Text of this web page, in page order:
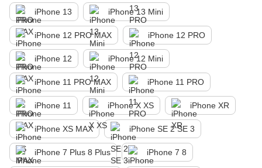
iPhone 13 iPhone 13 Mini
iPhone 12 PRO MAX iPhone 12 PRO
iPhone 12 iPhone 12 Mini
iPhone 11 PRO MAX iPhone 11 PRO
iPhone 11 iPhone X XS iPhone XR
iPhone XS MAX iPhone SE 2 SE 3
iPhone 7 Plus 8 Plus iPhone 7 8